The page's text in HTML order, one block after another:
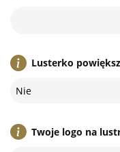
Lusterko
Nie
Twoje logo na